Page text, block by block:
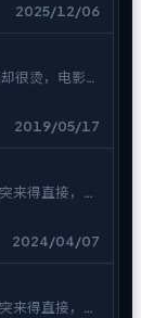
2025/12/06
很烫，电影爱
2019/05/17
来得直接，余
2024/04/07
来得直接，余